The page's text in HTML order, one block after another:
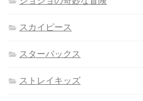
スカイピース
スターバックス
ストレイキッズ